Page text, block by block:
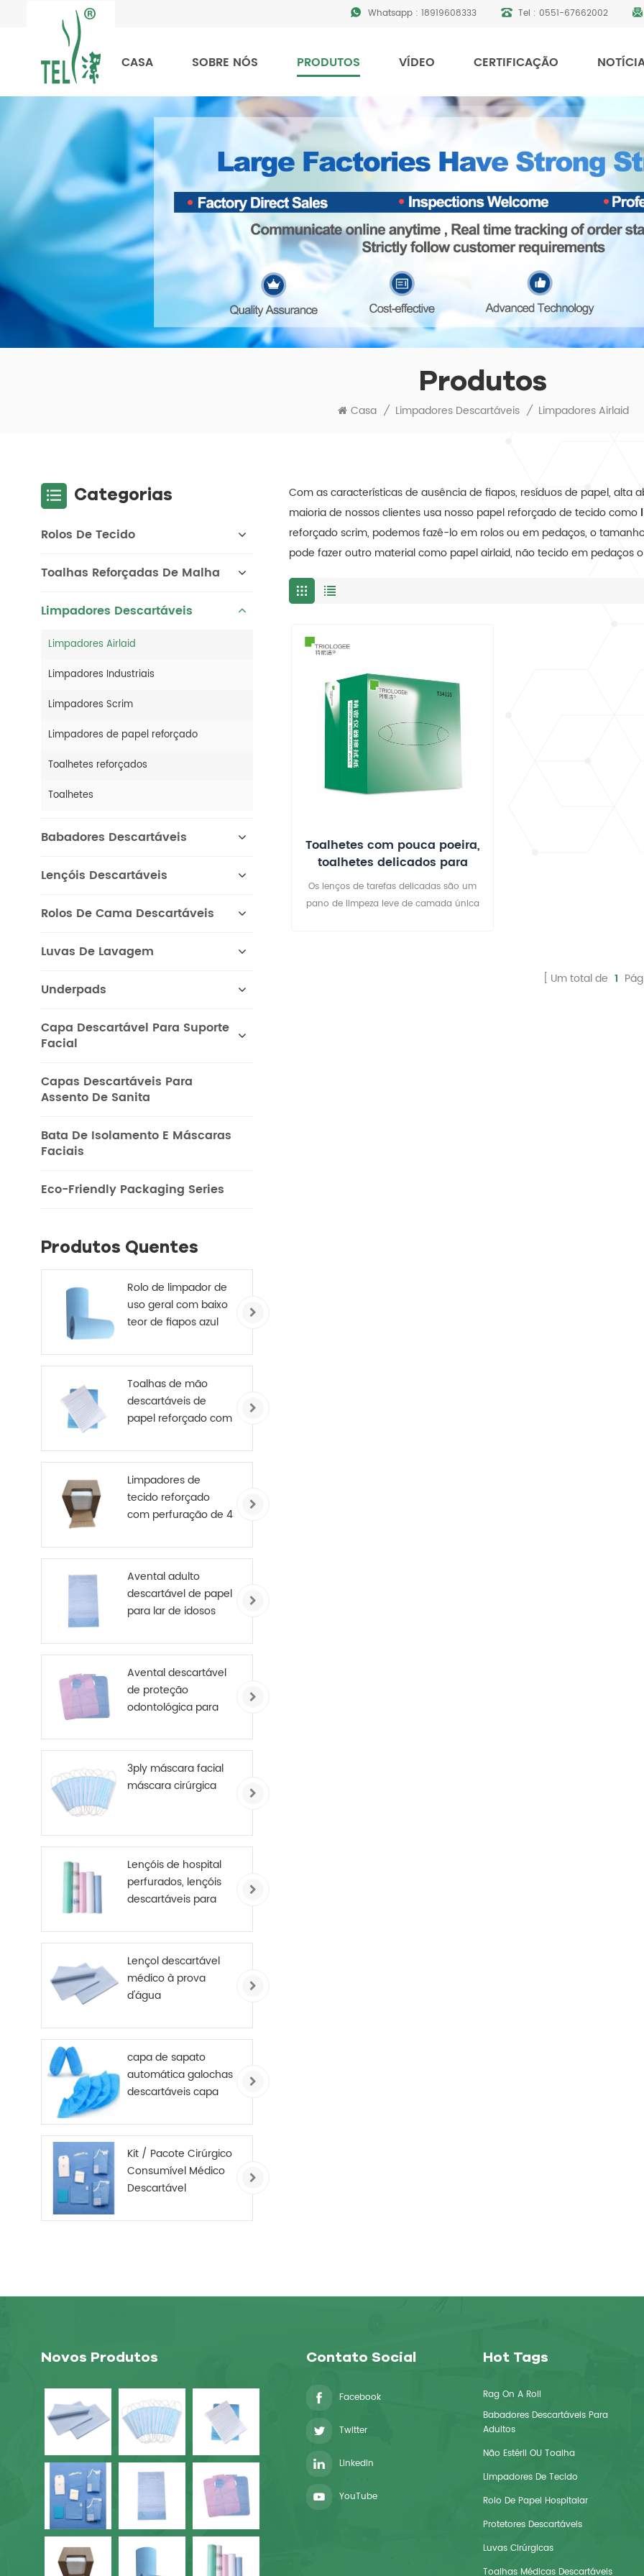
Whatsapp : 18919608333 Tel : 0551-67662002
CASA SOBRE NÓS PRODUTOS VÍDEO CERTIFICAÇÃO
Produtos
Casa / Limpadores Descartáveis / Limpadores Airlaid
Com as características de ausência de fiapos, resíduos de papel,
maioria de nossos clientes usa nosso papel reforçado de tecido como
reforçado scrim, podemos fazê-lo em rolos ou em pedaços, o
pode fazer outro material como papel airlaid, não tecido em pedaços
Toalhetes com pouca poeira,
toalhetes delicados para
tarefas, papel airlaid
Os lenços de tarefas delicadas são um
pano de limpeza leve de camada única
Um total de 1
Categorias
Rolos De Tecido
Toalhas Reforçadas De Malha
Limpadores Descartáveis
Limpadores Airlaid
Limpadores Industriais
Limpadores Scrim
Limpadores de papel reforçado
Toalhetes reforçados
Toalhetes
Babadores Descartáveis
Lençóis Descartáveis
Rolos De Cama Descartáveis
Luvas De Lavagem
Underpads
Capa Descartável Para Suporte
Facial
Capas Descartáveis ​​para
Assento De Sanita
Bata De Isolamento E Máscaras
Faciais
Eco-Friendly Packaging Series
Produtos Quentes
Rolo de limpador de
uso geral com baixo
teor de fiapos azul
Toalhas de mão
descartáveis ​​de
papel reforçado com
camadas
Limpadores de
tecido reforçado
com perfuração de 4
Avental adulto
descartável de papel
para lar de idosos
Avental descartável
de proteção
odontológica para
3ply máscara facial
máscara cirúrgica
Lençóis de hospital
perfurados, lençóis
descartáveis ​​para
revestido de PE
Lençol descartável
médico à prova
d'água
capa de sapato
automática galochas
descartáveis ​​capa
antiderrapante não
tecido
Kit / Pacote Cirúrgico
Consumível Médico
Descartável
Novos Produtos Contato Social
Facebook
Twitter
Linkedin
YouTube
Hot Tags
Rag On A Roll
Babadores Descartáveis ​​para
Adultos
Não Estéril OU Toalha
Limpadores De Tecido
Rolo De Papel Hospitalar
Protetores Descartáveis
Luvas Cirúrgicas
Toalhas Médicas Descartáveis